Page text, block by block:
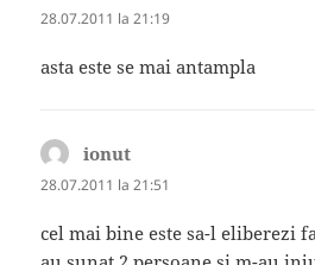
28.07.2011 la 21:19
asta este se mai antampla
ionut
28.07.2011 la 21:51
cel mai bine este sa-l eliberezi